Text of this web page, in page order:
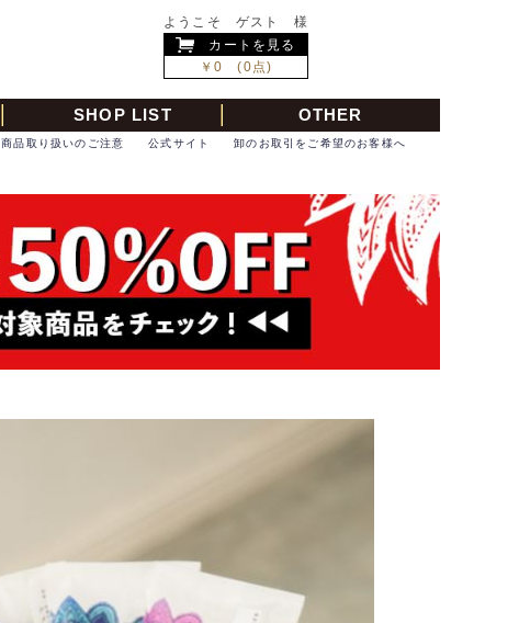
ようこそ ゲスト 様
カートを見る
￥0 (0点)
SHOP LIST OTHER
卸のお取引をご希望のお客様へ
公式サイト
商品取り扱いのご注意